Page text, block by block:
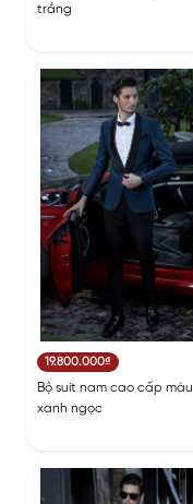
trắng
19.800.000₫
Bộ suit nam cao cấp màu
xanh ngọc